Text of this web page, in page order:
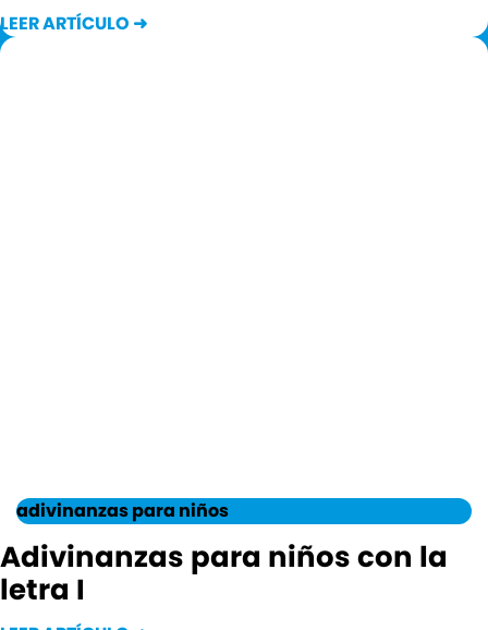
LEER ARTÍCULO ➜
adivinanzas para niños
Adivinanzas para niños con la
letra I